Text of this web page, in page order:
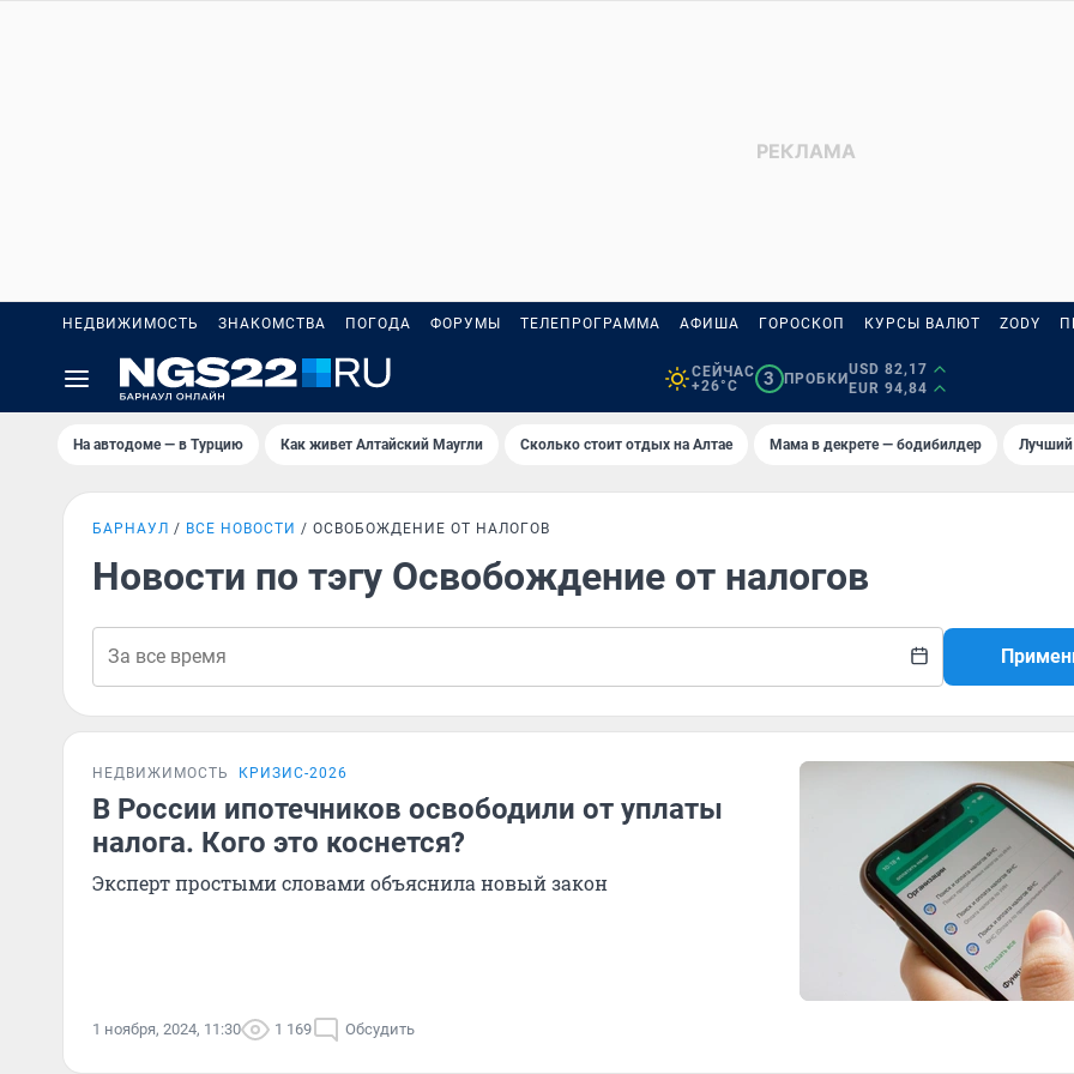
НЕДВИЖИМОСТЬ ЗНАКОМСТВА ПОГОДА ФОРУМЫ ТЕЛЕПРОГРАММА АФИША ГОРОСКОП КУРСЫ ВАЛЮТ ZODY
СЕЙЧАС
+26°C
3 ПРОБКИ
USD 82,17
EUR 94,84
На автодоме — в Турцию Как живет Алтайский Маугли Сколько стоит отдых на Алтае Мама в декрете — бодибилдер
БАРНАУЛ ВСЕ НОВОСТИ ОСВОБОЖДЕНИЕ ОТ НАЛОГОВ
Новости по тэгу Освобождение от налогов
НЕДВИЖИМОСТЬ КРИЗИС-2026
В России ипотечников освободили от уплаты
налога. Кого это коснется?
Эксперт простыми словами объяснила новый закон
1 ноября, 2024, 11:30 1 169 Обсудить